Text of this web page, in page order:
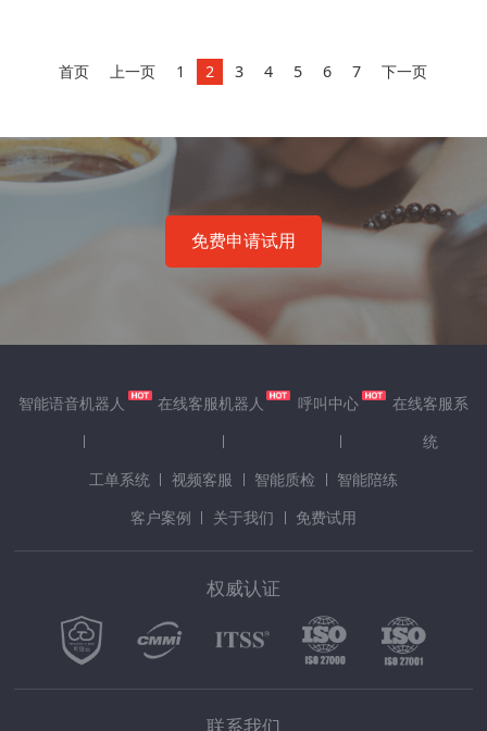
首页 上一页 1 2 3 4 5 6 7 下一页
免费申请试用
智能语音机器人 在线客服机器人 呼叫中心
在线客服系
统
工单系统
视频客服 智能质检
智能陪练
客户案例
关于我们 免费试用
权威认证